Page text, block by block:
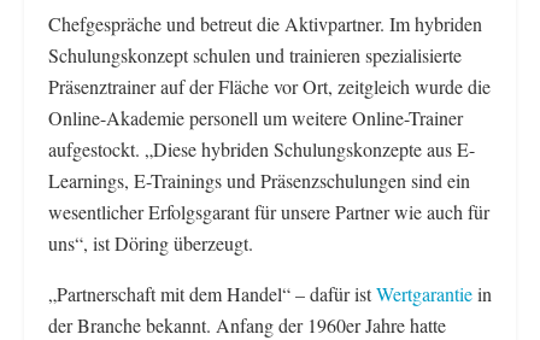
Chefgespräche und betreut die Aktivpartner. Im hybriden
Schulungskonzept schulen und trainieren spezialisierte
Präsenztrainer auf der Fläche vor Ort, zeitgleich wurde die
Online-Akademie personell um weitere Online-Trainer
aufgestockt. „Diese hybriden Schulungskonzepte aus E-
Learnings, E-Trainings und Präsenzschulungen sind ein
wesentlicher Erfolgsgarant für unsere Partner wie auch für
uns“, ist Döring überzeugt.
„Partnerschaft mit dem Handel“ – dafür istWertgarantiein
der Branche bekannt. Anfang der 1960er Jahre hatte